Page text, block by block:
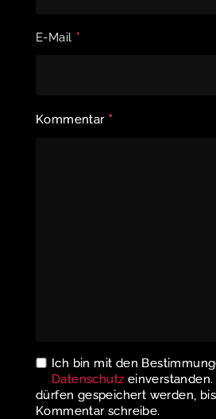
E-Mail *
Kommentar *
Ich bin mit den
Datenschutz
dürfen gespeichert werden,
Kommentar schreibe.